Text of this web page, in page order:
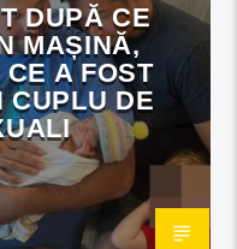
DUPĂ CE
MAȘINĂ,
A FOST
CUPLU DE